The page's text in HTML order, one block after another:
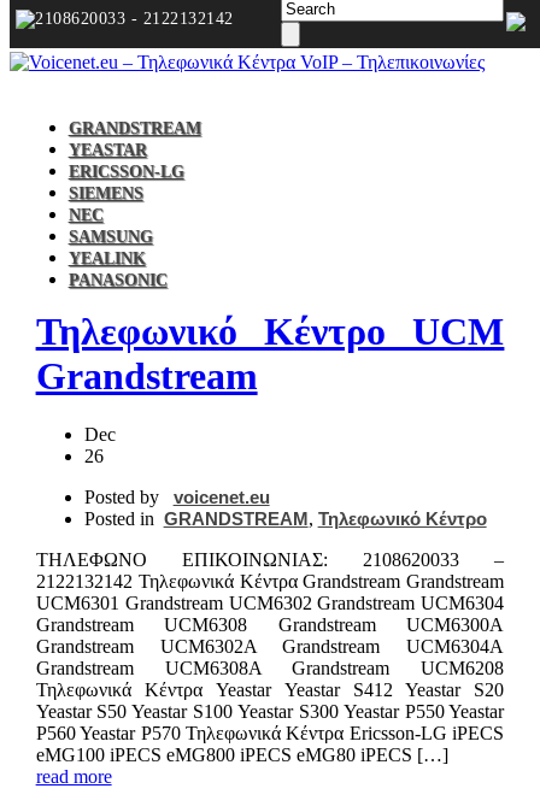
2108620033 - 2122132142
GRANDSTREAM
YEASTAR
ERICSSON-LG
SIEMENS
NEC
SAMSUNG
YEALINK
PANASONIC
Τηλεφωνικό Κέντρο UCM
Grandstream
Dec
26
Posted by
voicenet.eu
Posted in GRANDSTREAM, Τηλεφωνικό Κέντρο
ΤΗΛΕΦΩΝΟ ΕΠΙΚΟIΝΩΝΙΑΣ: 2108620033 –
2122132142 Τηλεφωνικά Κέντρα Grandstream Grandstream
UCM6301 Grandstream UCM6302 Grandstream UCM6304
Grandstream UCM6308 Grandstream UCM6300A
Grandstream UCM6302A Grandstream UCM6304A
Grandstream UCM6308A Grandstream UCM6208
Τηλεφωνικά Κέντρα Yeastar Yeastar S412 Yeastar S20
Yeastar S50 Yeastar S100 Yeastar S300 Yeastar P550 Yeastar
P560 Yeastar P570 Τηλεφωνικά Κέντρα Ericsson-LG iPECS
eMG100 iPECS eMG800 iPECS eMG80 iPECS […]
read more